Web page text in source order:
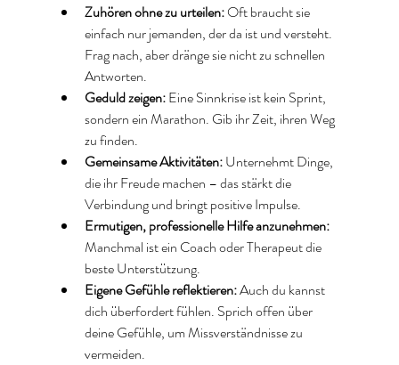
Zuhören ohne zu urteilen: Oft braucht sie
einfach nur jemanden, der da ist und versteht.
Frag nach, aber dränge sie nicht zu schnellen
Antworten.
Geduld zeigen: Eine Sinnkrise ist kein Sprint,
sondern ein Marathon. Gib ihr Zeit, ihren Weg
zu finden.
Gemeinsame Aktivitäten: Unternehmt Dinge,
die ihr Freude machen – das stärkt die
Verbindung und bringt positive Impulse.
Ermutigen, professionelle Hilfe anzunehmen:
Manchmal ist ein Coach oder Therapeut die
beste Unterstützung.
Eigene Gefühle reflektieren: Auch du kannst
dich überfordert fühlen. Sprich offen über
deine Gefühle, um Missverständnisse zu
vermeiden.